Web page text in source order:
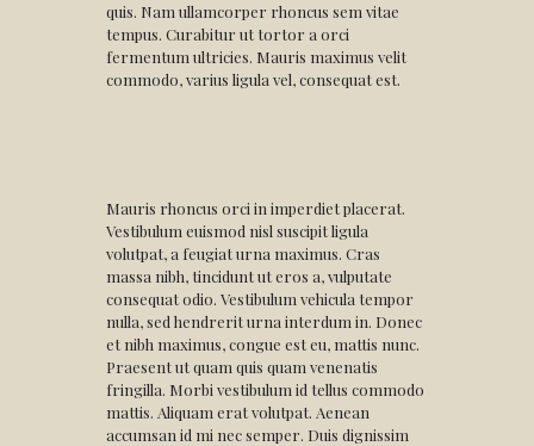
quis. Nam ullamcorper rhoncus sem vitae
tempus. Curabitur ut tortor a orci
fermentum ultricies. Mauris maximus velit
commodo, varius ligula vel, consequat est.
Mauris rhoncus orci in imperdiet placerat.
Vestibulum euismod nisl suscipit ligula
volutpat, a feugiat urna maximus. Cras
massa nibh, tincidunt ut eros a, vulputate
consequat odio. Vestibulum vehicula tempor
nulla, sed hendrerit urna interdum in. Donec
et nibh maximus, congue est eu, mattis nunc.
Praesent ut quam quis quam venenatis
fringilla. Morbi vestibulum id tellus commodo
mattis. Aliquam erat volutpat. Aenean
accumsan id mi nec semper. Duis dignissim